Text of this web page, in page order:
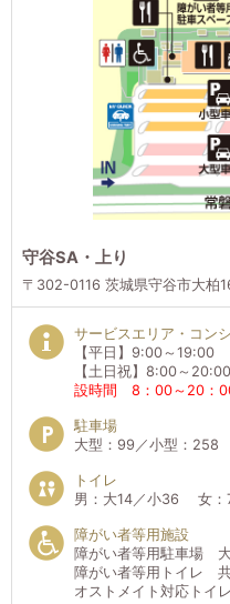
守谷SA・上り
〒302-0116 茨城県守谷市大柏
サービスエリア・コン
【平日】9:00～19:00
【土日祝】8:00～20:00
設時間 8：00～20：
駐車場
大型：99／小型：258
トイレ
男：大14／小36 女：
障がい者等用施設
障がい者等用駐車場
障がい者等用トイレ
オストメイト対応トイレ